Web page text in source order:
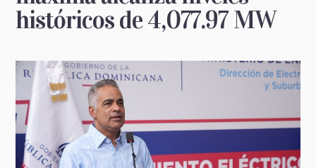
históricos de 4,077.97 MW